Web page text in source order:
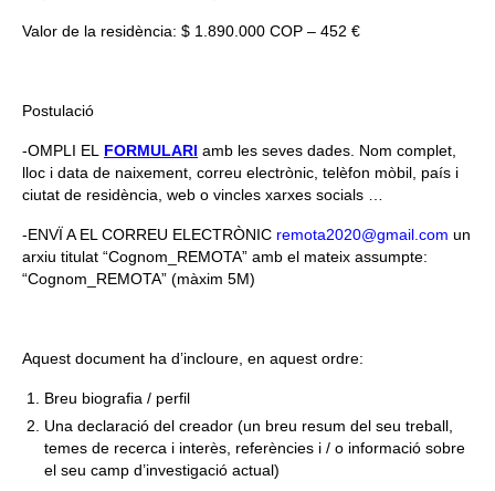
Valor de la residència: $ 1.890.000 COP – 452 €
Postulació
-OMPLI EL FORMULARI amb les seves dades. Nom complet,
lloc i data de naixement, correu electrònic, telèfon mòbil, país i
ciutat de residència, web o vincles xarxes socials …
-ENVÏ A EL CORREU ELECTRÒNIC remota2020@gmail.com un
arxiu titulat “Cognom_REMOTA” amb el mateix assumpte:
“Cognom_REMOTA” (màxim 5M)
Aquest document ha d’incloure, en aquest ordre:
Breu biografia / perfil
Una declaració del creador (un breu resum del seu treball,
temes de recerca i interès, referències i / o informació sobre
el seu camp d’investigació actual)